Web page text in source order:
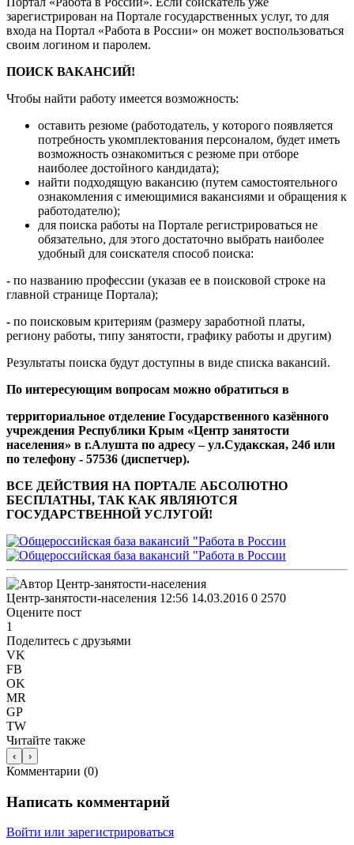
зарегистрирован на Портале государственных услуг, то для
входа на Портал «Работа в России» он может воспользоваться
своим логином и паролем.
ПОИСК ВАКАНСИЙ!
Чтобы найти работу имеется возможность:
оставить резюме (работодатель, у которого появляется
потребность укомплектования персоналом, будет иметь
возможность ознакомиться с резюме при отборе
наиболее достойного кандидата);
найти подходящую вакансию (путем самостоятельного
ознакомления с имеющимися вакансиями и обращения к
работодателю);
для поиска работы на Портале регистрироваться не
обязательно, для этого достаточно выбрать наиболее
удобный для соискателя способ поиска:
- по названию профессии (указав ее в поисковой строке на
главной странице Портала);
- по поисковым критериям (размеру заработной платы,
региону работы, типу занятости, графику работы и другим)
Результаты поиска будут доступны в виде списка вакансий.
По интересующим вопросам можно обратиться в
территориальное отделение Государственного казённого
учреждения Республики Крым «Центр занятости
населения» в г.Алушта по адресу – ул.Судакская, 24б или
по телефону - 57536 (диспетчер).
ВСЕ ДЕЙСТВИЯ НА ПОРТАЛЕ АБСОЛЮТНО
БЕСПЛАТНЫ, ТАК КАК ЯВЛЯЮТСЯ
ГОСУДАРСТВЕННОЙ УСЛУГОЙ!
Центр-занятости-населения 12:56 14.03.2016 0 2570
Оцените пост
1
Поделитесь с друзьями
VK
FB
OK
MR
GP
TW
Читайте также
‹ ›
Комментарии (0)
Написать комментарий
Войти или зарегистрироваться